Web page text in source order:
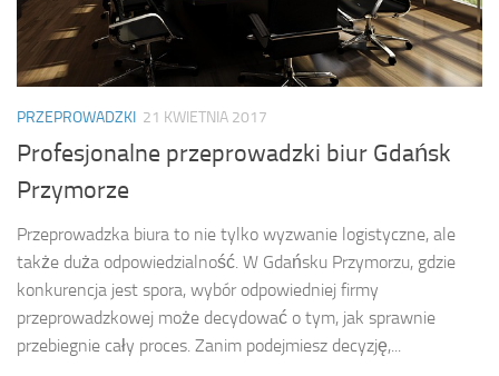
PRZEPROWADZKI 21 KWIETNIA 2017
Profesjonalne przeprowadzki biur Gdańsk
Przymorze
Przeprowadzka biura to nie tylko wyzwanie logistyczne, ale
także duża odpowiedzialność. W Gdańsku Przymorzu, gdzie
konkurencja jest spora, wybór odpowiedniej firmy
przeprowadzkowej może decydować o tym, jak sprawnie
przebiegnie cały proces. Zanim podejmiesz decyzję,...